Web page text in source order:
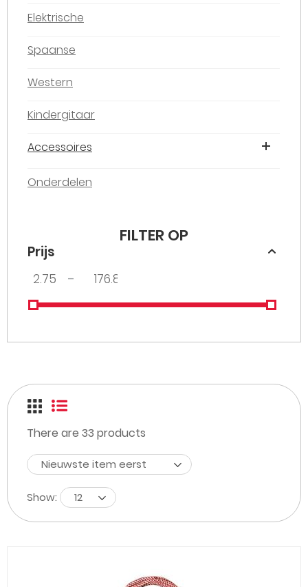
Elektrische
Spaanse
Western
Kindergitaar
Accessoires
Onderdelen
FILTER OP
Prijs
–
There are 33 products
Nieuwste item eerst
Show: 12